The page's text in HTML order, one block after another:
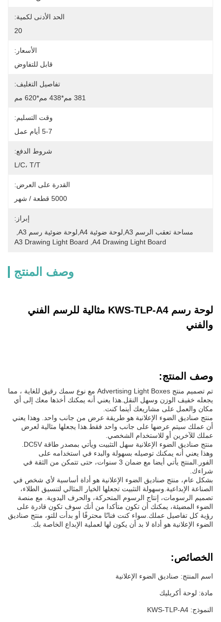
الحد الأدنى لكمية:
20
الأسعار:
قابل للتفاوض
تفاصيل التغليف:
381 مم*438 مم*620 مم
وقت التسليم:
5-7 أيام عمل
شروط الدفع:
L/C، T/T
القدرة على العرض:
5000 قطعة / شهر
إبراز:
مساحة تعقب الرسم A3,لوحة ضوئية A4,لوحة ضوئية رسم A3
A4 Drawing Light Board
A3 Drawing Light Board
وصف المنتج
لوحة رسم KWS-TLP-A4 مثالية للرسم الفني
والفني
وصف المنتج:
تم تصميم منتج Advertising Light Boxes مع نوع سمك رقيق للغاية ، مما
يجعله خفيف الوزن وسهل النقل.هذا يعني أنه يمكنك أخذها معك إلى أي
مكان والعمل على مشاريعك أينما كنت.
منتج صناديق الضوء الإعلانية هو طريقة عرض من جانب واحد. وهذا يعني
أن عملك سيتم عرضها على جانب واحد فقط.هذا يجعلها مثالية لعرض
عملك للآخرين أو للاستخدام الشخصي.
وهذا يعني أنه يمكنك توصيله بسهولة والبدء في استخدامه على
الفور.المنتج يأتي أيضا مع ضمان 3 سنوات، حتى تتمكن من الثقة في
شراءك.
بشكل عام، منتج صناديق الضوء الإعلانية هو أداة أساسية لأي شخص في
الصناعة الإبداعية.وسهولة التثبيت تجعلها الخيار المثالي لتنسيق الطلاء،
تصميم الرسومات، إنتاج الرسوم المتحركة، والحرف اليدوية. مع منصة
الضوء المضيئة، يمكنك أن تكون متأكدا من أنك سوف تكون قادرة على
رؤية كل تفاصيل عملك.سواء كنت فنانًا محترفًا أو بدأت للتو، منتج صناديق
الضوء الإعلانية هو أداة لا بد أن يكون لها لعملية الإبداع الخاصة بك.
الخصائص:
اسم المنتج: صناديق الضوء الإعلانية
مادة: لوحة أكريليك
النموذج: KWS-TLP-A4